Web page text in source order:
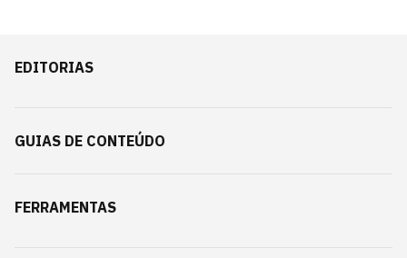
EDITORIAS
GUIAS DE CONTEÚDO
FERRAMENTAS